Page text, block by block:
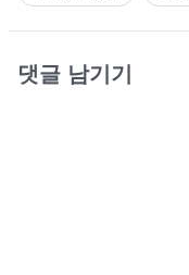
댓글 남기기